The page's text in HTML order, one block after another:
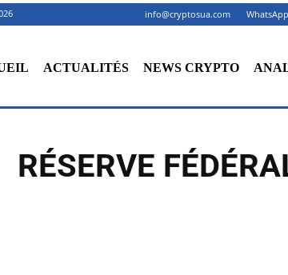
info@cryptosua.com
ACTUALITÉS NEWS CRYPTO
RÉSERVE